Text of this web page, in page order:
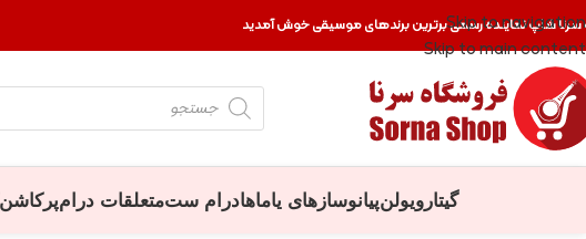
Skip to navigation
Skip to main content
سرنا شاپ نماینده رسمی برترین برندهای موسیقی خوش آمدید
گیتار ویولنپیانوسازهای یاماهادرام ستمتعلقات درامپرکاشن